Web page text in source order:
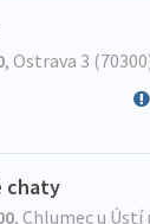
, Ostrava 3
chaty
, Chlumec u Ústí